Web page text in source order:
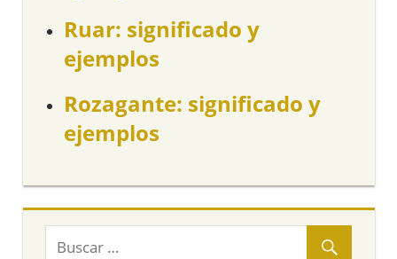
Ruar: significado y
ejemplos
Rozagante: significado y
ejemplos